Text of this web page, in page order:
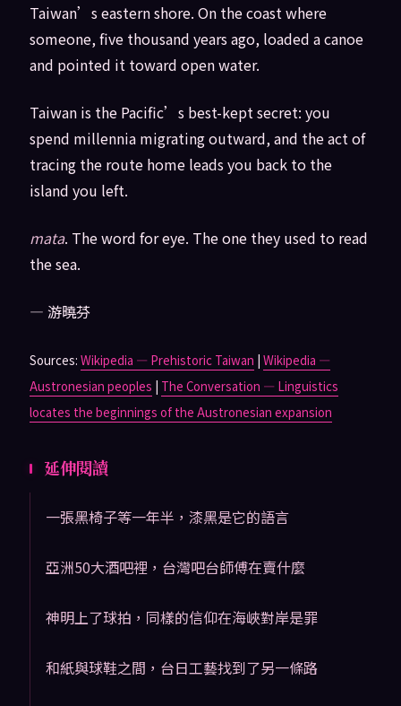
Taiwan’s eastern shore. On the coast where
someone, five thousand years ago, loaded a canoe
and pointed it toward open water.
Taiwan is the Pacific’s best-kept secret: you
spend millennia migrating outward, and the act of
tracing the route home leads you back to the
island you left.
mata. The word for eye. The one they used to read
the sea.
— 游曉芬
Sources: Wikipedia — Prehistoric Taiwan | Wikipedia —
Austronesian peoples | The Conversation — Linguistics
locates the beginnings of the Austronesian expansion
延伸閱讀
一張黑椅子等一年半，漆黑是它的語言
亞洲50大酒吧裡，台灣吧台師傅在賣什麼
神明上了球拍，同樣的信仰在海峽對岸是罪
和紙與球鞋之間，台日工藝找到了另一條路